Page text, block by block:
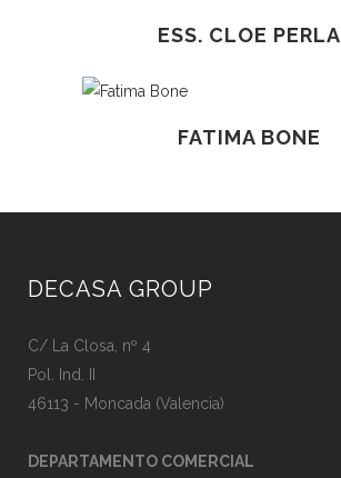
ESS. CLOE PERLA
FATIMA BONE
DECASA GROUP
C/ La Closa, nº 4
Pol. Ind. II
46113 - Moncada (Valencia)
DEPARTAMENTO COMERCIAL